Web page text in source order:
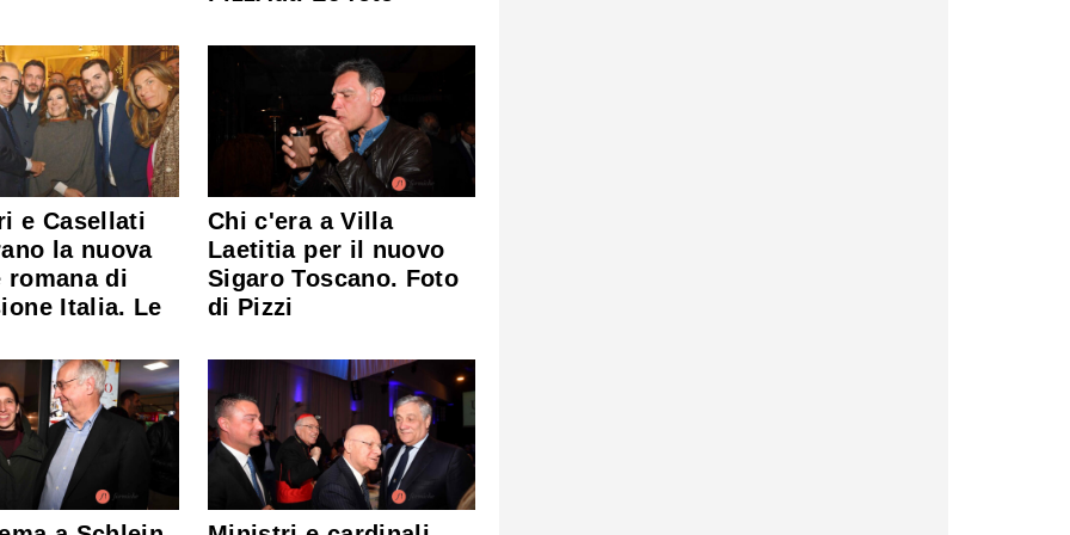
e Casellati
la nuova
romana di
Italia. Le
Chi c'era a Villa
Laetitia per il nuovo
Sigaro Toscano. Foto
di Pizzi